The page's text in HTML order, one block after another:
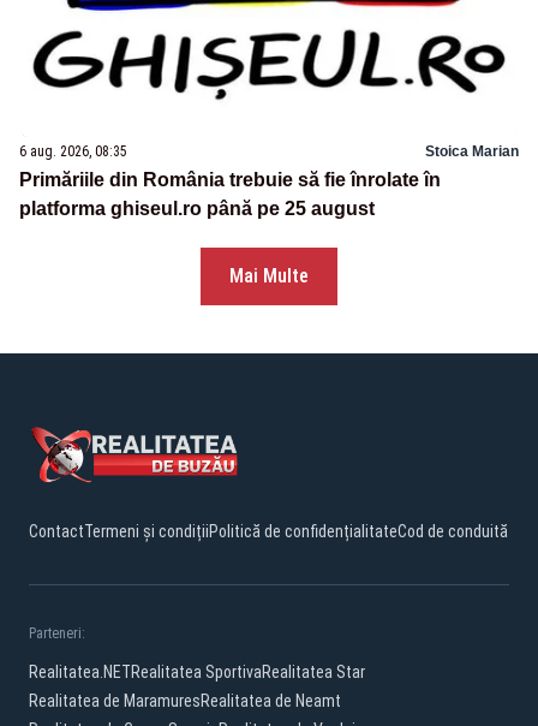
6 aug. 2026, 08:35 Stoica Marian
Primăriile din România trebuie să fie înrolate în
platforma ghiseul.ro până pe 25 august
Mai Multe
ContactTermeni și condițiiPolitică de confidențialitateCod de conduită
Parteneri:
Realitatea.NETRealitatea SportivaRealitatea Star
Realitatea de MaramuresRealitatea de Neamt